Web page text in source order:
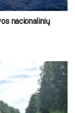
nacionalinių